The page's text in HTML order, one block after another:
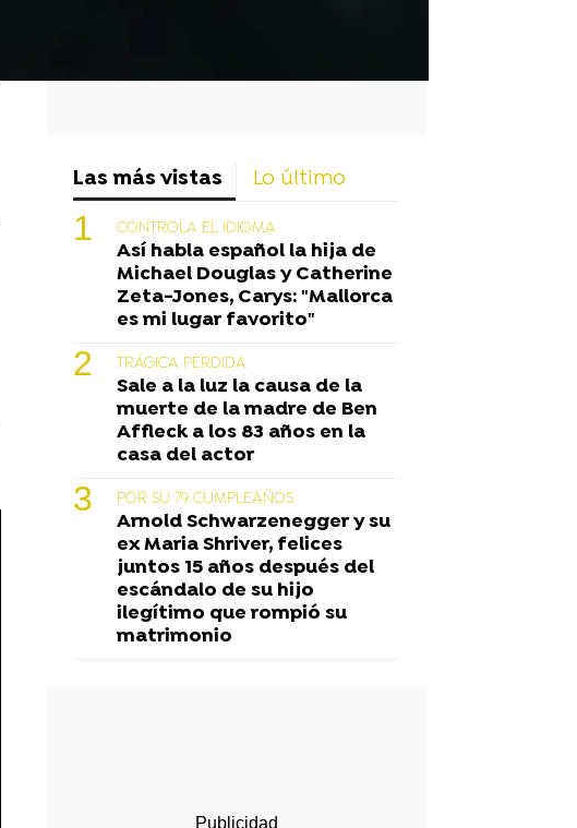
Las más vistas Lo último
CONTROLA EL IDIOMA
Así habla español la hija de
Michael Douglas y Catherine
Zeta-Jones, Carys: "Mallorca
es mi lugar favorito"
TRÁGICA PÉRDIDA
Sale a la luz la causa de la
muerte de la madre de Ben
Affleck a los 83 años en la
casa del actor
POR SU 79 CUMPLEAÑOS
Arnold Schwarzenegger y su
ex Maria Shriver, felices
juntos 15 años después del
escándalo de su hijo
ilegítimo que rompió su
matrimonio